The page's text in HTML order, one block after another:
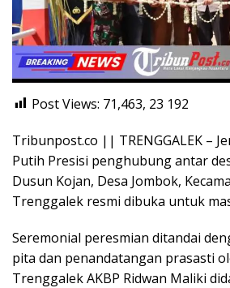
Post Views: 71,463, 23 192
Tribunpost.co || TRENGGALEK –
Putih Presisi penghubung antar
Dusun Kojan, Desa Jombok,
Trenggalek resmi dibuka untuk
Seremonial peresmian ditandai
pita dan penandatangan prasasti
Trenggalek AKBP Ridwan Maliki